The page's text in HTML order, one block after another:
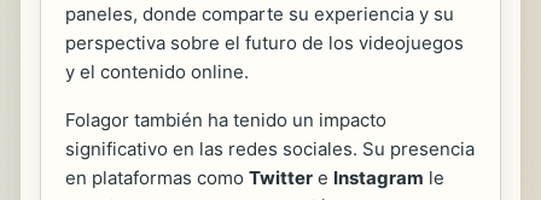
paneles, donde comparte su experiencia y su
perspectiva sobre el futuro de los videojuegos
y el contenido online.
Folagor también ha tenido un impacto
significativo en las redes sociales. Su presencia
en plataformas como Twitter e Instagram le